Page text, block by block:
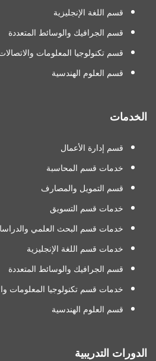
قسم اللغة الإنجليزية
قسم الجرافيك والوسائط المتعددة
قسم تكنولوجيا المعلومات
قسم العلوم الهندسية
الخدمات
قسم إدارة الأعمال
خدمات قسم المحاسبة
قسم التمويل والمصارف
خدمات قسم التسويق
خدمات قسم البحث العلمي
خدمات قسم اللغة الإنجليزية
قسم الجرافيك والوسائط المتعددة
خدمات قسم تكنولوجيا المعلومات
قسم العلوم الهندسية
الدورات التدريبية